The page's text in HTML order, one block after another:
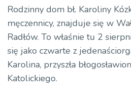
dźwiękowych
Rodzinny dom bł. Karoliny
męczennicy, znajduje się w
Radłów. To właśnie tu 2
się jako czwarte z
Karolina, przyszła
Katolickiego.